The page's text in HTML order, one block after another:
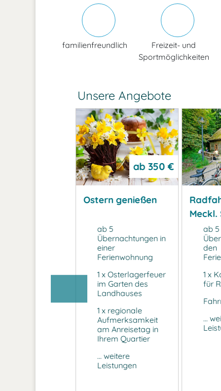
familienfreundlich
Freizeit- und
Sportmöglichkeiten
Unsere Angebote
Tickets
Eintritt
ab 350 €
Ostern genießen
ab 5
Übernachtungen in
einer
Ferienwohnung
1 x Osterlagerfeuer
im Garten des
Landhauses
1 x regionale
Aufmerksamkeit
am Anreisetag in
Ihrem Quartier
... weitere
Leistungen
ab 5
den
1 x
für
...